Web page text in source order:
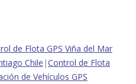
de Flota GPS Viña del Mar
Chile |Control de Flota
de Vehículos GPS